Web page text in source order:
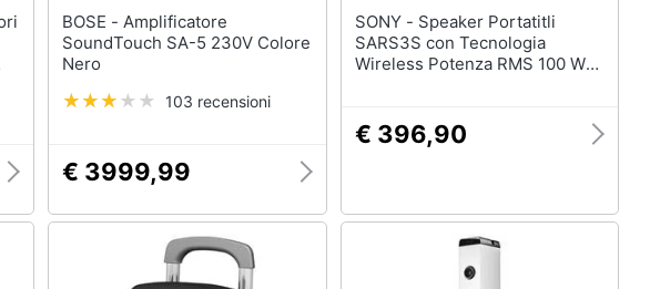
BOSE - Amplificatore
SoundTouch SA-5 230V Colore
Nero
103 recensioni
€ 3999,99
SONY - Speaker Portatitli
SARS3S con Tecnologia
Wireless Potenza RMS 100 W
€ 396,90